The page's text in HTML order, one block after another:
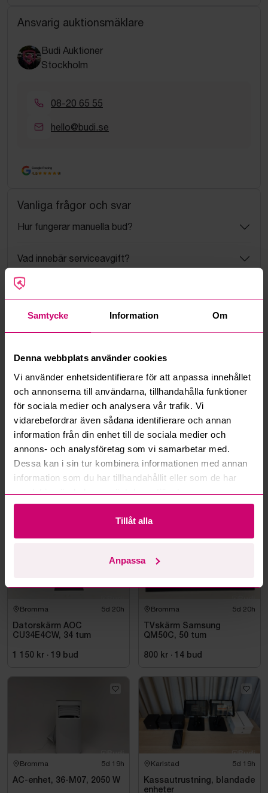
Samtycke Information Om
Denna webbplats använder cookies
Vi använder enhetsidentifierare för att anpassa innehållet
och annonserna till användarna, tillhandahålla funktioner
för sociala medier och analysera vår trafik. Vi
vidarebefordrar även sådana identifierare och annan
information från din enhet till de sociala medier och
annons- och analysföretag som vi samarbetar med.
Dessa kan i sin tur kombinera informationen med annan
information som du har tillhandahållit eller som de har
samlat in när du har använt deras tjänster.
Tillåt alla
Anpassa
Ansvarig auktionsmäklare
Budi Auktioner
Stockholm
08-20 65 55
hello@budi.se
Google Rating
4.5
Vanliga frågor och svar
Hur fungerar manuella bud?
Vad innebär serviceavgift?
Vad är ett reservationspris?
Hur fungerar maxbud?
Hur fungerar budmotorn?
Kan ni frakta mina vunna objekt?
Läs fler frågor och svar
Mer från samma kategori
Bromma 5d 20h
Datorskärm AOC
CU34E4CW, 34 tum
1 150 kr · 19 bud
Bromma 5d 20h
TVskärm Samsung
QM50C, 50 tum
800 kr · 14 bud
Bromma 5d 19h
AC-enhet, 36-M07, 2050 W
Karlstad 5d 19h
Kassautrustning, blandade
enheter